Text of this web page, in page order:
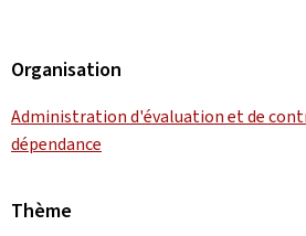
Organisation
Administration d'évaluation et de
dépendance
Thème